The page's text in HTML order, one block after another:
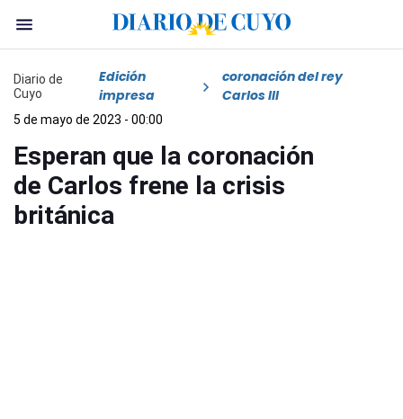
Diario de
Cuyo
Edición
impresa
coronación del rey
Carlos III
5 de mayo de 2023 - 00:00
Esperan que la coronación
de Carlos frene la crisis
británica